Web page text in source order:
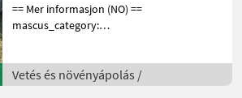
== Mer informasjon (NO) ==
mascus_category:
upon request: 9463 See
en.landbrukssalg.no/9463
Vetés és növényápolás /